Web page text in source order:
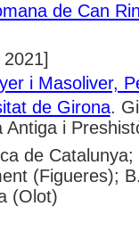
de Can
i Masoliver,
de Girona.
Antiga i
de
(Figueres);
(Olot)